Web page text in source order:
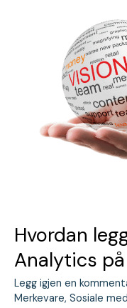
Hvordan
Analytics
Legg igjen en
Merkevare, Sosiale
nettside